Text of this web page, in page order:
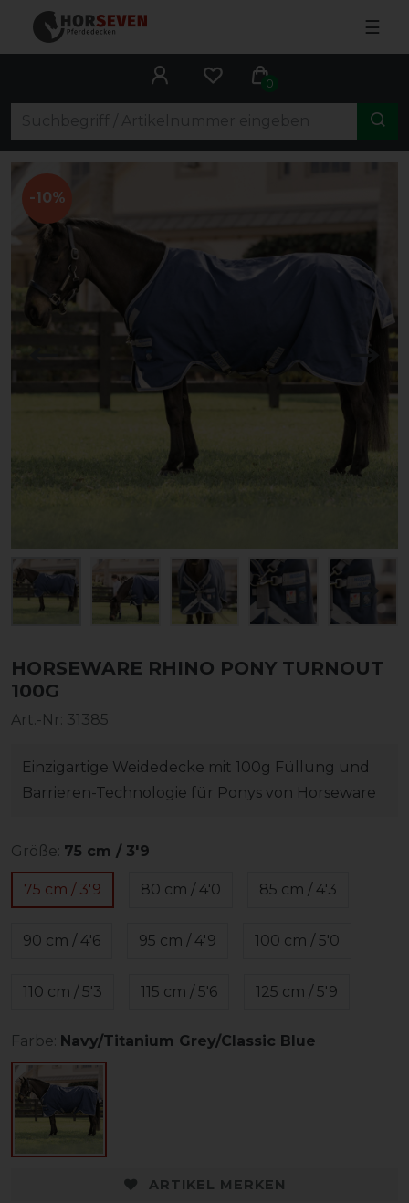
☰
0
-10%
HORSEWARE RHINO PONY TURNOUT
100G
Art.-Nr: 31385
Einzigartige Weidedecke mit 100g Füllung und
Barrieren-Technologie für Ponys von Horseware
Größe: 75 cm / 3'9
75 cm / 3'9 80 cm / 4'0 85 cm / 4'3
90 cm / 4'6 95 cm / 4'9 100 cm / 5'0
110 cm / 5'3 115 cm / 5'6 125 cm / 5'9
Farbe: Navy/Titanium Grey/Classic Blue
ARTIKEL MERKEN